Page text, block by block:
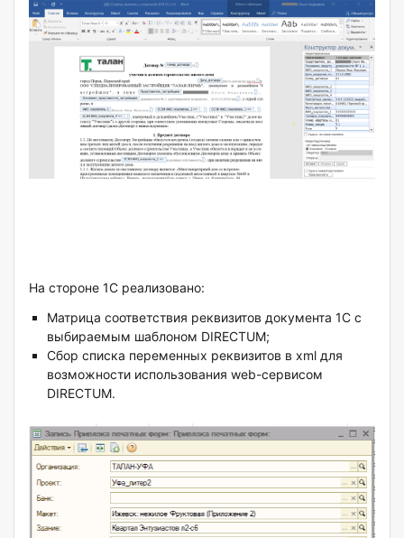
На стороне 1С реализовано:
Матрица соответствия реквизитов документа 1С с
выбираемым шаблоном DIRECTUM;
Сбор списка переменных реквизитов в xml для
возможности использования web-сервисом
DIRECTUM.